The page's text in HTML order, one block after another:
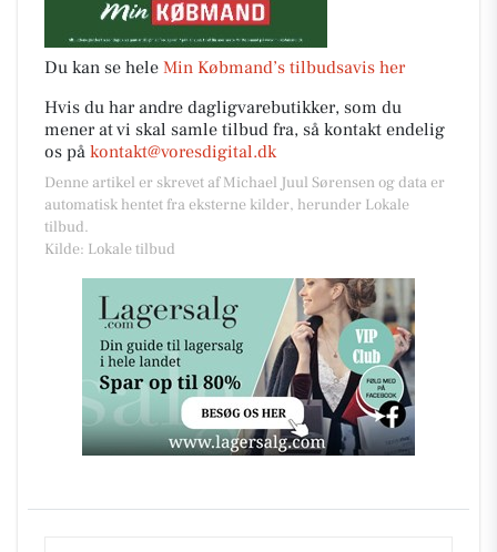
Du kan se hele Min Købmand’s tilbudsavis her
Hvis du har andre dagligvarebutikker, som du
mener at vi skal samle tilbud fra, så kontakt endelig
os på kontakt@voresdigital.dk
Denne artikel er skrevet af Michael Juul Sørensen og data er
automatisk hentet fra eksterne kilder, herunder Lokale
tilbud.
Kilde: Lokale tilbud